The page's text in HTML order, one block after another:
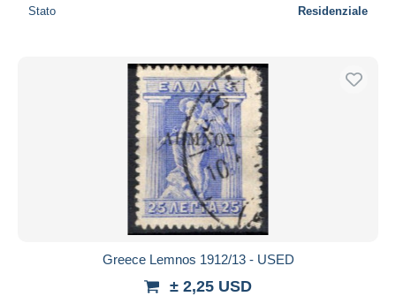
Stato Residenziale
Greece Lemnos 1912/13 - USED
± 2,25 USD